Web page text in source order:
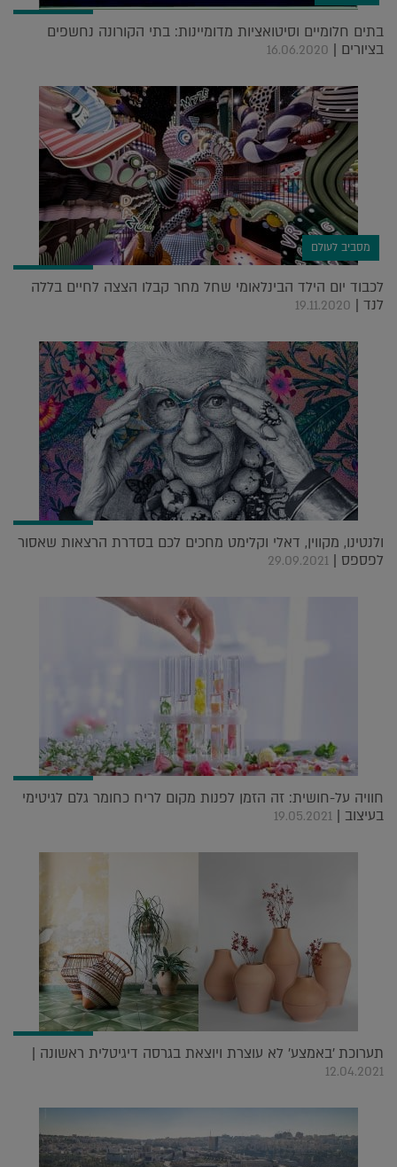
בתים חלומיים וסיטואציות מדומיינות: בתי הקורונה נחשפים
בציורים | 16.06.2020
מסביב לעולם
לכבוד יום הילד הבינלאומי שחל מחר קבלו הצצה לחיים בללה
לנד | 19.11.2020
ולנטינו, מקווין, דאלי וקלימט מחכים לכם בסדרת הרצאות שאסור
לפספס | 29.09.2021
חוויה על-חושית: זה הזמן לפנות מקום לריח כחומר גלם לגיטימי
בעיצוב | 19.05.2021
תערוכת 'באמצע' לא עוצרת ויוצאת בגרסה דיגיטלית ראשונה |
12.04.2021